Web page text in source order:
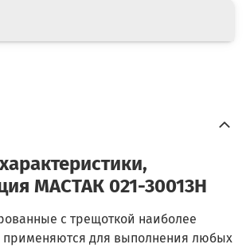
МАСТАК 021-30013H
с трещоткой наиболее
применяются для выполнения любых